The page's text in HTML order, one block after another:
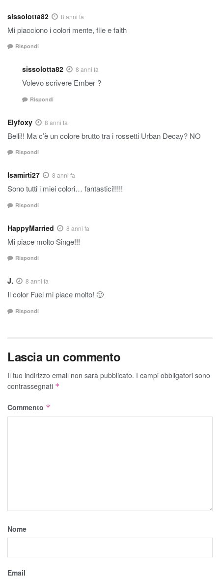
sissolotta82 8 anni fa
Mi piacciono i colori mente, file e faith
Rispondi
sissolotta82 8 anni fa
Volevo scrivere Ember ?
Rispondi
Elyfoxy 8 anni fa
Belli!! Ma c’è un colore brutto tra i rossetti Urban Decay? NO
Rispondi
Isamirti27 8 anni fa
Sono tutti i miei colori… fantastici!!!!!
Rispondi
HappyMarried 8 anni fa
Mi piace molto Singe!!!
Rispondi
J. 8 anni fa
Il color Fuel mi piace molto! 🙂
Rispondi
Lascia un commento
Il tuo indirizzo email non sarà pubblicato. I campi obbligatori sono
contrassegnati *
Commento *
Nome
Email